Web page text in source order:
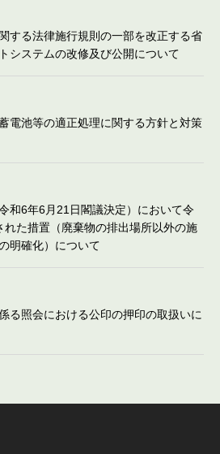
する法律施行規則の一部を改正する省
システムの改修及び公開について
電池等の適正処理に関する方針と対策
和6年6月21日閣議決定）において令
た措置（廃棄物の排出場所以外の施
明確化）について
る照会における公印の押印の取扱いに